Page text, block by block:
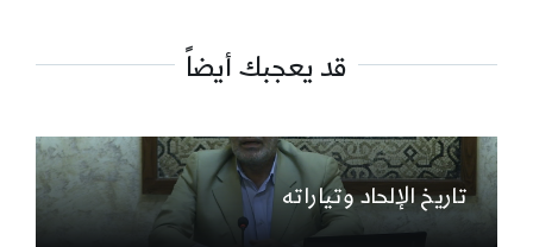
قد يعجبك أيضاً
تاريخ الإلحاد وتياراته